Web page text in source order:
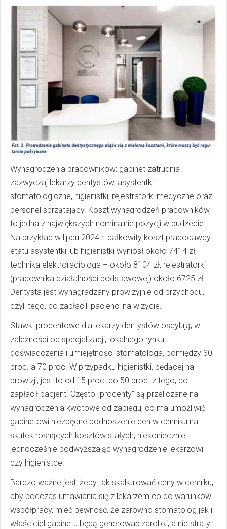
Wynagrodzenia pracowników: gabinet zatrudnia
zazwyczaj lekarzy dentystów, asystentki
stomatologiczne, higienistki, rejestratorki medyczne oraz
personel sprzątający. Koszt wynagrodzeń pracowników,
to jedna z największych nominalnie pozycji w budżecie.
Na przykład w lipcu 2024 r. całkowity koszt pracodawcy
etatu asystentki lub higienistki wyniósł około 7414 zł,
technika elektroradiologa – około 8104 zł, rejestratorki
(pracownika działalności podstawowej) około 6725 zł.
Dentysta jest wynagradzany prowizyjnie od przychodu,
czyli tego, co zapłacili pacjenci na wizycie.
Stawki procentowe dla lekarzy dentystów oscylują, w
zależności od specjalizacji, lokalnego rynku,
doświadczenia i umiejętności stomatologa, pomiędzy 30
proc. a 70 proc. W przypadku higienistki, będącej na
prowizji, jest to od 15 proc. do 50 proc. z tego, co
zapłacił pacjent. Często „procenty” są przeliczane na
wynagrodzenia kwotowe od zabiegu, co ma umożliwić
gabinetowi niezbędne podnoszenie cen w cenniku na
skutek rosnących kosztów stałych, niekoniecznie
jednocześnie podwyższając wynagrodzenie lekarzowi
czy higienistce.
Bardzo ważne jest, żeby tak skalkulować ceny w cenniku,
aby podczas umawiania się z lekarzem co do warunków
współpracy, mieć pewność, że zarówno stomatolog jak i
właściciel gabinetu będą generować zarobki, a nie straty.